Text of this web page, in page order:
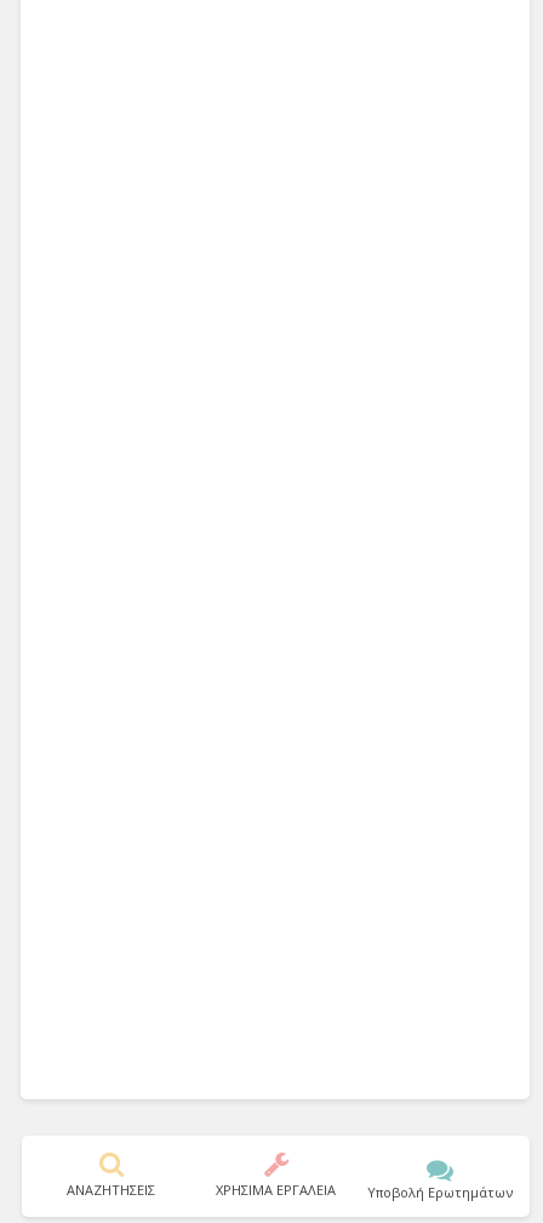
ΑΝΑΖΗΤΗΣΕΙΣ ΧΡΗΣΙΜΑ ΕΡΓΑΛΕΙΑ Υποβολή Ερωτημάτων